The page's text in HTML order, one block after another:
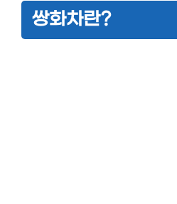
쌍화차란?